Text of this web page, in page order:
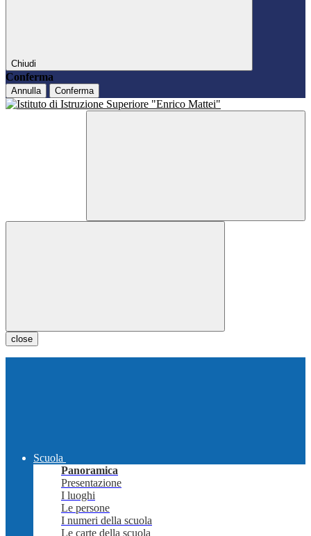
Chiudi
Conferma
Annulla Conferma
close
Scuola
Panoramica
Presentazione
I luoghi
Le persone
I numeri della scuola
Le carte della scuola